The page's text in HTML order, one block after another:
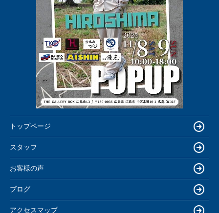
トップページ
スタッフ
お客様の声
ブログ
アクセスマップ